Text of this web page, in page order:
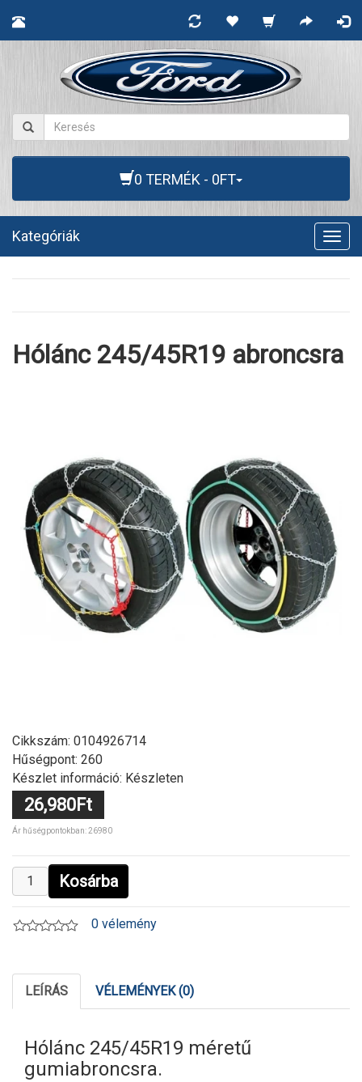
0 TERMÉK - 0FT
Kategóriák
Hólánc 245/45R19 abroncsra
Cikkszám: 0104926714
Hűségpont: 260
Készlet információ: Készleten
26,980Ft
Ár hűségpontokban: 26980
Kosárba
0 vélemény
LEÍRÁS VÉLEMÉNYEK (0)
Hólánc 245/45R19 méretű
gumiabroncsra.